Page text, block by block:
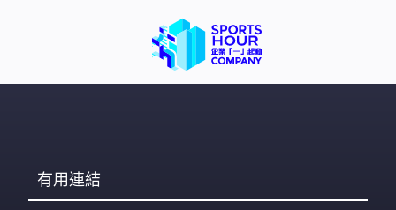
有用連結